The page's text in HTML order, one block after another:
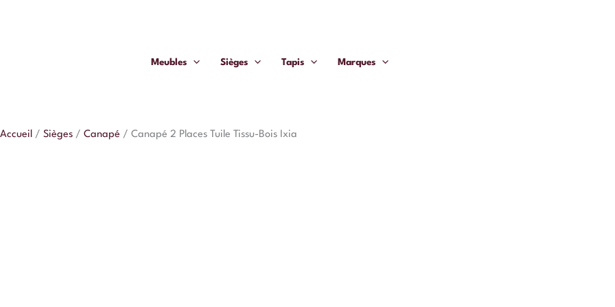
Meubles Sièges Tapis Marques
Accueil / Sièges / Canapé / Canapé 2 Places Tuile Tissu-Bois Ixia
Tissu-